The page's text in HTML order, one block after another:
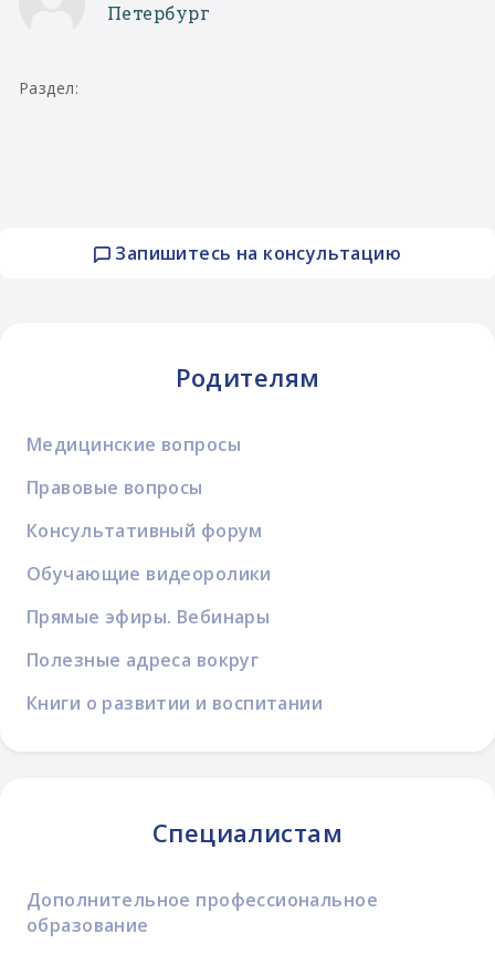
Запишитесь на консультацию
Родителям
Медицинские вопросы
Правовые вопросы
Консультативный форум
Обучающие видеоролики
Прямые эфиры. Вебинары
Полезные адреса вокруг
Книги о развитии и воспитании
Специалистам
Дополнительное профессиональное
образование
Петербург
Раздел: